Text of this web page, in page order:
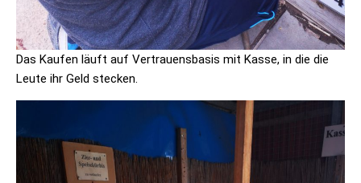
Das Kaufen läuft auf Vertrauensbasis mit Kasse, in die die
Leute ihr Geld stecken.